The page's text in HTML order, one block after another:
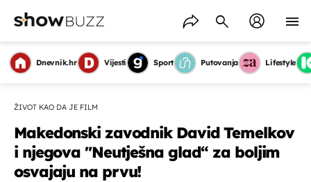
Dnevnik.hr Vijesti Sport Putovanja Lifestyle
ŽIVOT KAO DA JE FILM
Makedonski zavodnik David Temelkov
i njegova "Neutješna glad“ za boljim
osvajaju na prvu!